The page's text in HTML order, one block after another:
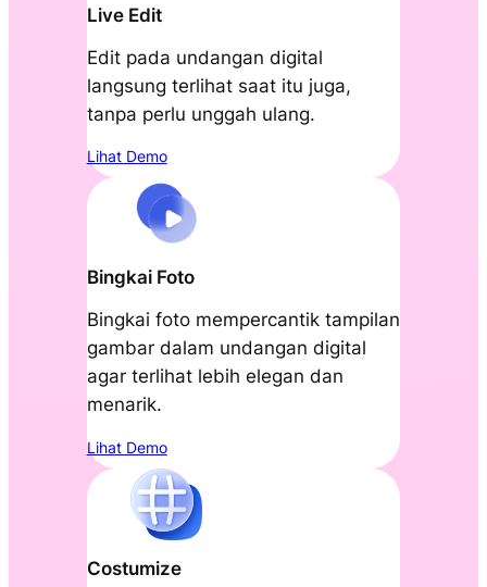
Live Edit
Edit pada undangan digital
langsung terlihat saat itu juga,
tanpa perlu unggah ulang.
Lihat Demo
Bingkai Foto
Bingkai foto mempercantik tampilan
gambar dalam undangan digital
agar terlihat lebih elegan dan
menarik.
Lihat Demo
Costumize